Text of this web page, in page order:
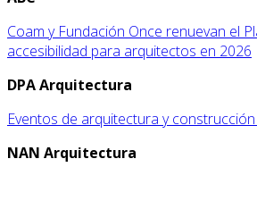
Coam y Fundación Once renuevan el
accesibilidad para arquitectos en 2026
DPA Arquitectura
Eventos de arquitectura y
NAN Arquitectura